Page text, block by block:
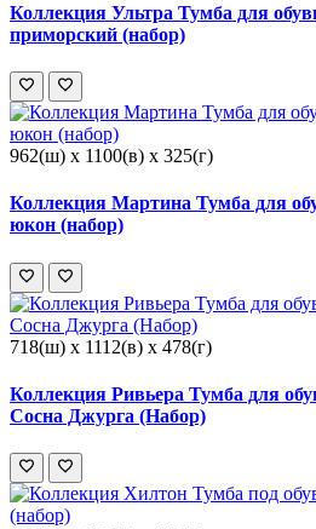
Коллекция Ультра Тумба для
приморский (набор)
962(ш) x 1100(в) x 325(г)
Коллекция Мартина Тумба для
юкон (набор)
718(ш) x 1112(в) x 478(г)
Коллекция Ривьера Тумба для
Сосна Джурга (Набор)